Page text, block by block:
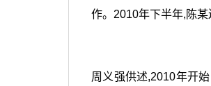
作。2010年下半年,陈
周义强供述,2010年开